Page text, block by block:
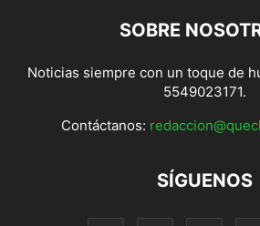
SOBRE
Noticias siempre con un toque de
5549023171.
Contáctanos:
SÍGUENOS